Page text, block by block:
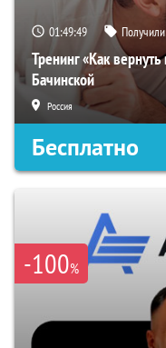
01:49:48
Тренинг «Как вернуть
Бачинской
Россия
Бесплатно
-100%